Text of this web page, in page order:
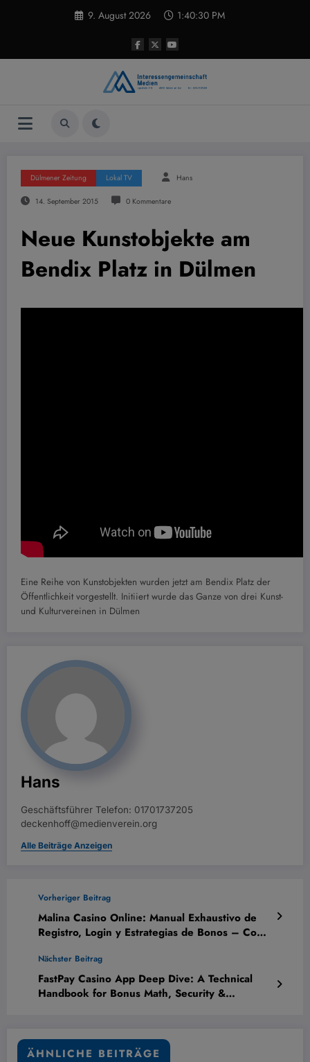
9. August 2026 1:40:31 PM
Dülmener Zeitung Lokal TV Hans
14. September 2015 0 Kommentare
Neue Kunstobjekte am
Bendix Platz in Dülmen
Eine Reihe von Kunstobjekten wurden jetzt am Bendix Platz der
Öffentlichkeit vorgestellt. Initiiert wurde das Ganze von drei Kunst-
und Kulturvereinen in Dülmen
Hans
Geschäftsführer Telefon: 01701737205
deckenhoff@medienverein.org
Alle Beiträge Anzeigen
Vorheriger Beitrag
Malina Casino Online: Manual Exhaustivo de
Registro, Login y Estrategias de Bonos – Con
Nächster Beitrag
FastPay Casino App Deep Dive: A Technical
Handbook for Bonus Math, Security &
ÄHNLICHE BEITRÄGE